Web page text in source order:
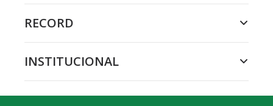
RECORD
INSTITUCIONAL